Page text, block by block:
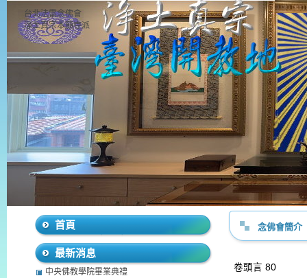
台北法雷念佛會
淨土真宗本願寺派
念佛會簡介
卷頭言 80
首頁
最新消息
中央佛教學院畢業典禮